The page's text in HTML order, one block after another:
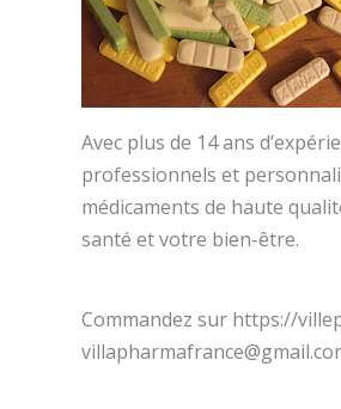
Avec plus de 14 ans
professionnels et
médicaments de haute
santé et votre bien-être.
Commandez sur https://